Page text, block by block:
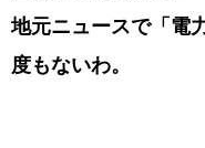
地元ニュースで「電
度もないわ。